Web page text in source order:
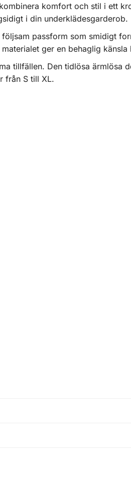
komfort och stil i ett
i din underklädesgarderob.
passform som smidigt
ger en behaglig känsla
tillfällen. Den tidlösa ärmlösa
från S till XL.